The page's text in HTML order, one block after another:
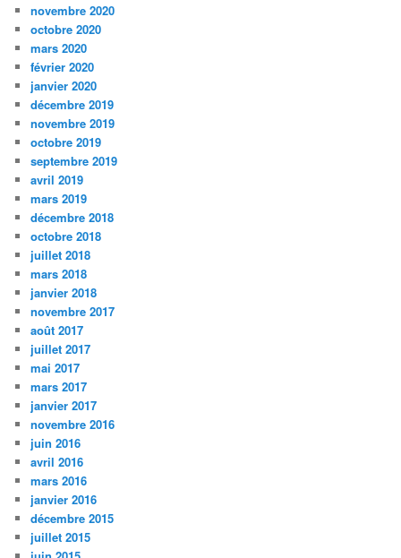
novembre 2020
octobre 2020
mars 2020
février 2020
janvier 2020
décembre 2019
novembre 2019
octobre 2019
septembre 2019
avril 2019
mars 2019
décembre 2018
octobre 2018
juillet 2018
mars 2018
janvier 2018
novembre 2017
août 2017
juillet 2017
mai 2017
mars 2017
janvier 2017
novembre 2016
juin 2016
avril 2016
mars 2016
janvier 2016
décembre 2015
juillet 2015